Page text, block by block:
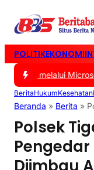
POLITIKEKONOMI
melalui Microsoft
BeritaHukumKesehatan
Beranda » Berita »
Polsek